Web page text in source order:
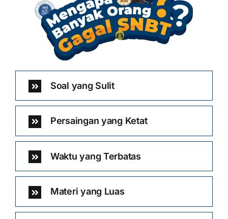
Soal yang Sulit
Persaingan yang Ketat
Waktu yang Terbatas
Materi yang Luas